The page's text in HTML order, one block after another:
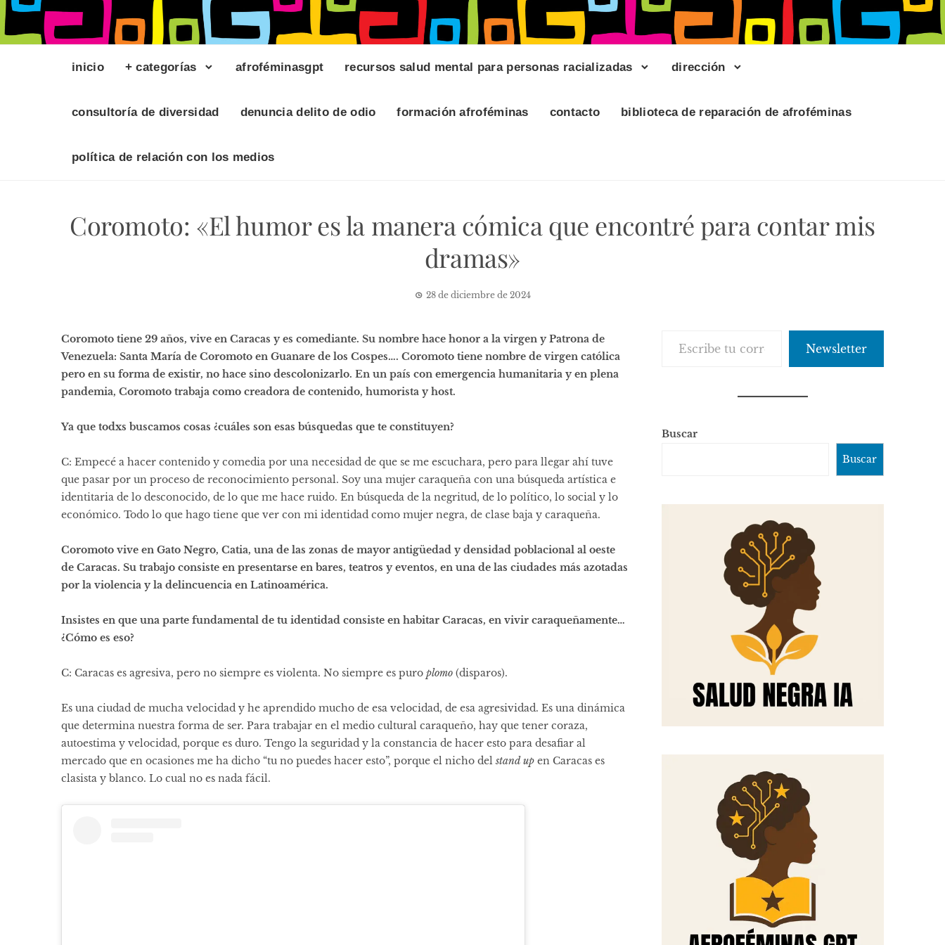
inicio + categorías afroféminasgpt recursos salud mental para personas racializadas dirección
consultoría de diversidad denuncia delito de odio formación afroféminas contacto biblioteca de reparación de afroféminas
política de relación con los medios
Coromoto: «El humor es la manera cómica que encontré para contar mis
dramas»
28 de diciembre de 2024
Coromoto tiene 29 años, vive en Caracas y es comediante. Su nombre hace honor a la virgen y Patrona de
Venezuela: Santa María de Coromoto en Guanare de los Cospes…. Coromoto tiene nombre de virgen católica
pero en su forma de existir, no hace sino descolonizarlo. En un país con emergencia humanitaria y en plena
pandemia, Coromoto trabaja como creadora de contenido, humorista y host.
Ya que todxs buscamos cosas ¿cuáles son esas búsquedas que te constituyen?
C: Empecé a hacer contenido y comedia por una necesidad de que se me escuchara, pero para llegar ahí tuve
que pasar por un proceso de reconocimiento personal. Soy una mujer caraqueña con una búsqueda artística e
identitaria de lo desconocido, de lo que me hace ruido. En búsqueda de la negritud, de lo político, lo social y lo
económico. Todo lo que hago tiene que ver con mi identidad como mujer negra, de clase baja y caraqueña.
Coromoto vive en Gato Negro, Catia, una de las zonas de mayor antigüedad y densidad poblacional al oeste
de Caracas. Su trabajo consiste en presentarse en bares, teatros y eventos, en una de las ciudades más azotadas
por la violencia y la delincuencia en Latinoamérica.
Insistes en que una parte fundamental de tu identidad consiste en habitar Caracas, en vivir caraqueñamente…
¿Cómo es eso?
C: Caracas es agresiva, pero no siempre es violenta. No siempre es puro plomo (disparos).
Es una ciudad de mucha velocidad y he aprendido mucho de esa velocidad, de esa agresividad. Es una dinámica
que determina nuestra forma de ser. Para trabajar en el medio cultural caraqueño, hay que tener coraza,
autoestima y velocidad, porque es duro. Tengo la seguridad y la constancia de hacer esto para desafiar al
mercado que en ocasiones me ha dicho “tu no puedes hacer esto”, porque el nicho del stand up en Caracas es
clasista y blanco. Lo cual no es nada fácil.
Newsletter
Buscar
Buscar